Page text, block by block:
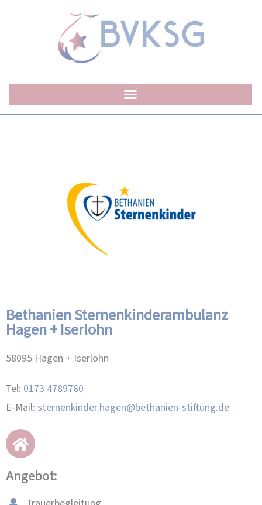
Bethanien Sternenkinderambulanz
Hagen + Iserlohn
58095 Hagen + Iserlohn
Tel: 0173 4789760
E-Mail: sternenkinder.hagen@bethanien-stiftung.de
Angebot: